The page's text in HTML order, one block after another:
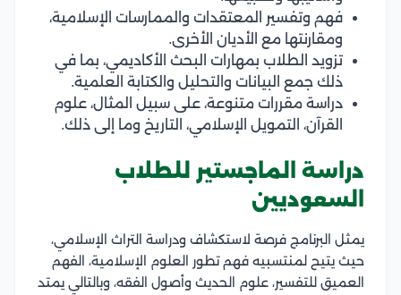
فهم وتفسير المعتقدات والممارسات الإسلامية،
ومقارنتها مع الأديان الأخرى.
تزويد الطلاب بمهارات البحث الأكاديمي، بما في
ذلك جمع البيانات والتحليل والكتابة العلمية.
دراسة مقررات متنوعة، على سبيل المثال، علوم
القرآن، التمويل الإسلامي، التاريخ وما إلى ذلك.
دراسة الماجستير للطلاب
السعوديين
يمثل البرنامج فرصة لاستكشاف ودراسة التراث الإسلامي،
حيث يتيح لمنتسبيه فهم تطور العلوم الإسلامية، الفهم
العميق للتفسير، علوم الحديث وأصول الفقه، وبالتالي يمتد